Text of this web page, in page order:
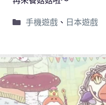
手機遊戲、 日本遊戲